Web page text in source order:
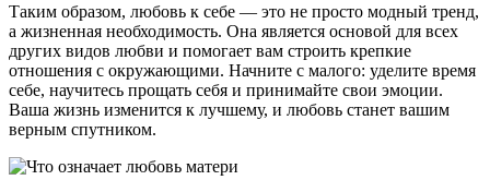
Таким образом, любовь к себе — это не просто модный тренд,
а жизненная необходимость. Она является основой для всех
других видов любви и помогает вам строить крепкие
отношения с окружающими. Начните с малого: уделите время
себе, научитесь прощать себя и принимайте свои эмоции.
Ваша жизнь изменится к лучшему, и любовь станет вашим
верным спутником.